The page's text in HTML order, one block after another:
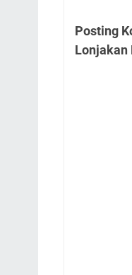
Posting
Lonjakan